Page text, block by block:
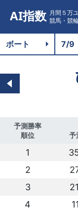
AI指数 月間５万
競馬・競
予測勝率
順位
予
1
2
3
4